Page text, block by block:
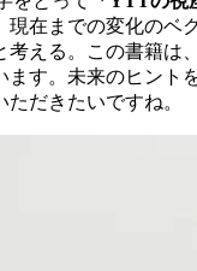
現在までの変化のベ
考える。この書籍は
ます。未来のヒント
だきたいですね。